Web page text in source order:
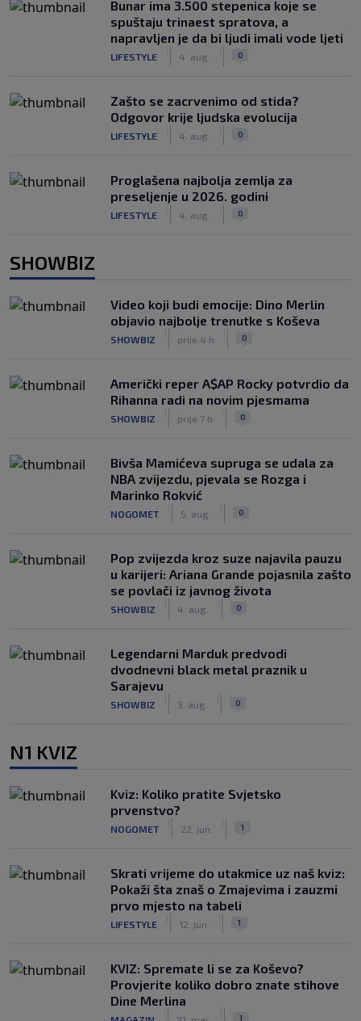
Bunar imа 3.500 stepenica koje se
spuštaju trinaest spratova, a
napravljen je da bi ljudi imali vode ljeti
LIFESTYLE 4. aug. 0
Zašto se zacrvenimo od stida?
Odgovor krije ljudska evolucija
LIFESTYLE 4. aug. 0
Proglašena najbolja zemlja za
preseljenje u 2026. godini
LIFESTYLE 4. aug. 0
SHOWBIZ
Video koji budi emocije: Dino Merlin
objavio najbolje trenutke s Koševa
SHOWBIZ prije 4 h 0
Američki reper A$AP Rocky potvrdio da
Rihanna radi na novim pjesmama
SHOWBIZ prije 7 h 0
Bivša Mamićeva supruga se udala za
NBA zvijezdu, pjevala se Rozga i
Marinko Rokvić
NOGOMET 5. aug. 0
Pop zvijezda kroz suze najavila pauzu
u karijeri: Ariana Grande pojasnila zašto
se povlači iz javnog života
SHOWBIZ 4. aug. 0
Legendarni Marduk predvodi
dvodnevni black metal praznik u
Sarajevu
SHOWBIZ 3. aug. 0
N1 KVIZ
Kviz: Koliko pratite Svjetsko
prvenstvo?
NOGOMET 22. jun. 1
Skrati vrijeme do utakmice uz naš kviz:
Pokaži šta znaš o Zmajevima i zauzmi
prvo mjesto na tabeli
LIFESTYLE 12. jun. 1
KVIZ: Spremate li se za Koševo?
Provjerite koliko dobro znate stihove
Dine Merlina
1